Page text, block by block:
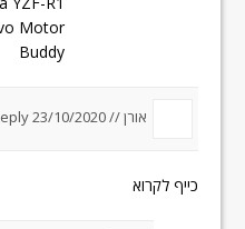
Motor
Buddy
אורן //23/10/2020 um 9:43
כייף לקרוא